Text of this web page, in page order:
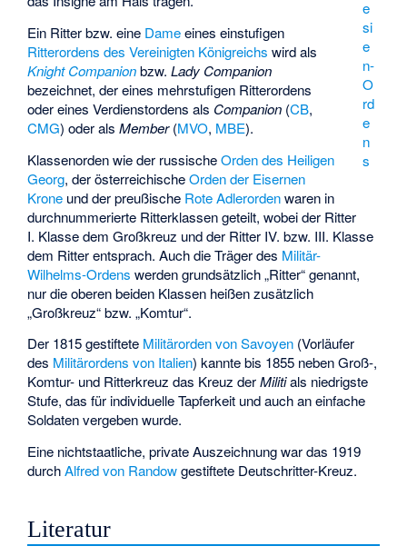
e
si
e
n-
O
rd
e
n
s
Ein Ritter bzw. eine Dameeines einstufigen
Ritterordens des Vereinigten Königreichs wird als
Knight Companionbzw.Lady Companion
bezeichnet, der eines mehrstufigen Ritterordens
oder eines Verdienstordens als Companion (CB,
CMG) oder alsMember(MVO, MBE).
Klassenordenwie der russischeOrden des Heiligen
Georg, der österreichischeOrden der Eisernen
Krone und der preußische Rote Adlerordenwaren in
durchnummerierte Ritterklassen geteilt, wobei der Ritter
I. Klasse dem Großkreuz und der Ritter IV. bzw. III. Klasse
dem Ritter entsprach. Auch die Träger des Militär-
Wilhelms-Ordens werden grundsätzlich „Ritter“ genannt,
nur die oberen beiden Klassen heißen zusätzlich
„Großkreuz“ bzw. „Komtur“.
Der 1815 gestiftete Militärorden von Savoyen (Vorläufer
des Militärordens von Italien) kannte bis 1855 neben Groß-,
Komtur- und Ritterkreuz das Kreuz derMilitials niedrigste
Stufe, das für individuelle Tapferkeit und auch an einfache
Soldaten vergeben wurde.
Eine nichtstaatliche, private Auszeichnung war das 1919
durchAlfred von Randowgestiftete Deutschritter-Kreuz.
Literatur